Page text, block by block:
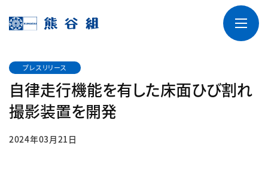
プレスリリース
自律走行機能を有した床面ひび割れ
撮影装置を開発
2024年03月21日